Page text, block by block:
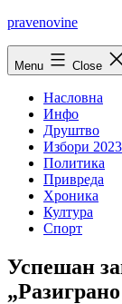
Skip
pravenovine
Menu Close
Насловна
Инфо
Друштво
Избори 2023
Политика
Привреда
Хроника
Култура
Спорт
Успешан